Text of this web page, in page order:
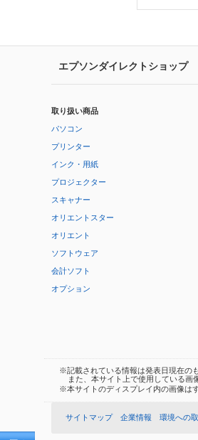
エプソンダイレクトショップ
取り扱い商品
パソコン
プリンター
インク・用紙
プロジェクター
スキャナー
オリエントスター
オリエント
ソフトウェア
会計ソフト
オプション
※記載されている情報は発表日現在の
また、本サイト上で使用している画
※本サイトのディスプレイ内の画像は
サイトマップ 企業情報 環境への